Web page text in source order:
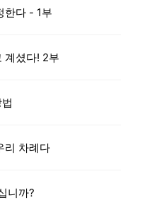
한다 - 1부
계셨다! 2부
리 차례다
니까?